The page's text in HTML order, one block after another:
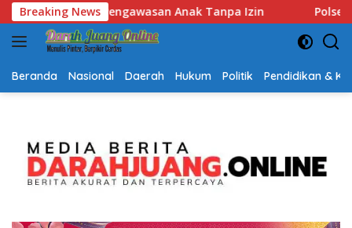
Langsung
ke
konten
Breaking News
Polsek Lubuk Baja Amankan Dua Tersangka Beserta
Beranda Nasional Daerah Hukum Politik Pendidikan &